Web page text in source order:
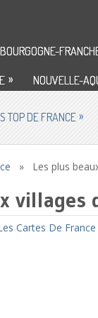
BOURGOGNE-
» NOUVELLE-
TOP DE FRANCE»
» Les plus
villages
Cartes De France